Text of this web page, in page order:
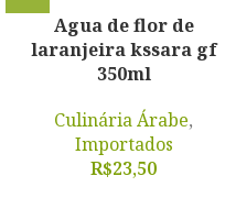
Agua de flor de
laranjeira kssara gf
350ml
Culinária Árabe,
Importados
R$23,50